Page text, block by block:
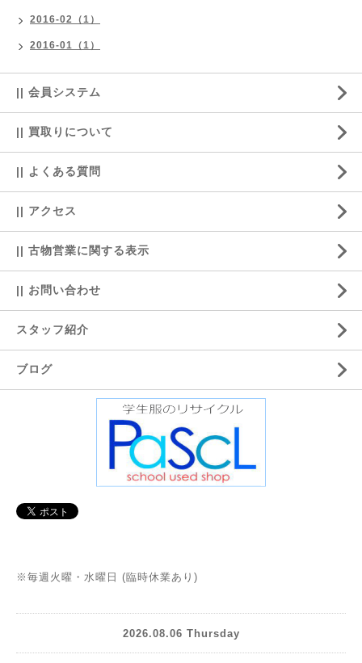
2016-02（1）
2016-01（1）
|| 会員システム
|| 買取りについて
|| よくある質問
|| アクセス
|| 古物営業に関する表示
|| お問い合わせ
スタッフ紹介
ブログ
※毎週火曜・水曜日 (臨時休業あり)
2026.08.06 Thursday